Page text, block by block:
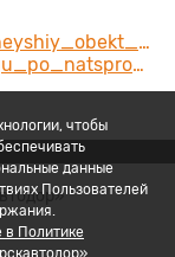
https://gorsite.ru/news/dorogi/dorogu_po_natsproektu_bkad_postroili_v_chulyme/
чтобы
данные
Пользователей
в Политике